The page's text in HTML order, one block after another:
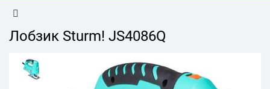
Лобзик Sturm! JS4086Q